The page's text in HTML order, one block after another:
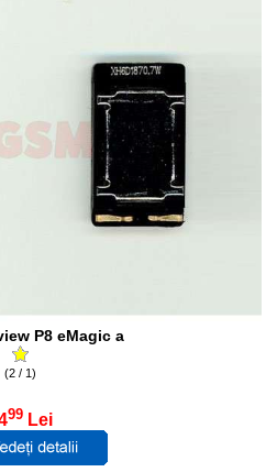
P8 eMagic a
(2 / 1)
99 Lei